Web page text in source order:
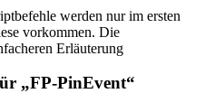
werden nur im ersten
vorkommen. Die
Erläuterung
„FP-PinEvent“